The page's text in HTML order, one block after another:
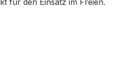
für den Einsatz im Freien.